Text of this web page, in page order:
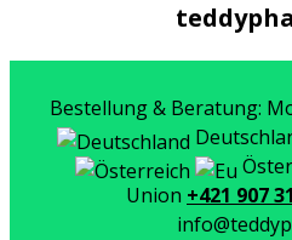
Bestellung & Beratung:
Union +421 907